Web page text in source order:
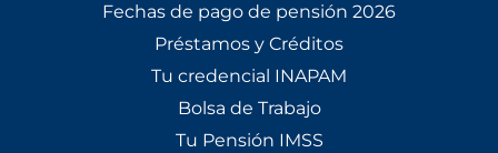
Fechas de pago de pensión 2026
Préstamos y Créditos
Tu credencial INAPAM
Bolsa de Trabajo
Tu Pensión IMSS